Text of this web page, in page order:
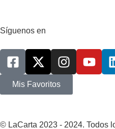
Síguenos en
Mis Favoritos
© LaCarta 2023 - 2024. Todos